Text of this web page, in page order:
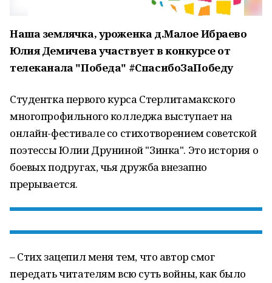
Наша землячка, уроженка д.Малое Ибраево
Юлия Демичева участвует в конкурсе от
телеканала "Победа" #СпасибоЗаПобеду
Студентка первого курса Стерлитамакского
многопрофильного колледжа выступает на
онлайн-фестивале со стихотворением советской
поэтессы Юлии Друниной "Зинка". Это история о
боевых подругах, чья дружба внезапно
прерывается.
– Стих зацепил меня тем, что автор смог
передать читателям всю суть войны, как было